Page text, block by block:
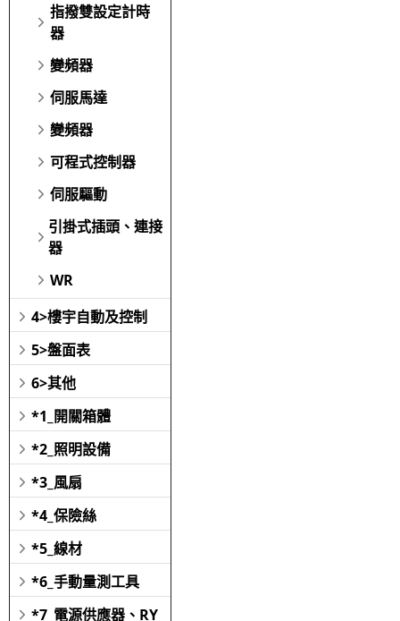
指撥雙設定計時
器
變頻器
伺服馬達
變頻器
可程式控制器
伺服驅動
引掛式插頭、連接
器
WR
4>樓宇自動及控制
5>盤面表
6>其他
*1_開關箱體
*2_照明設備
*3_風扇
*4_保險絲
*5_線材
*6_手動量測工具
*7_電源供應器、RY